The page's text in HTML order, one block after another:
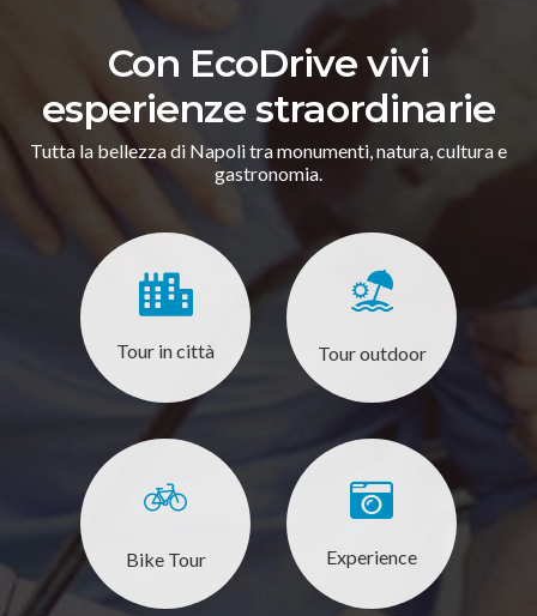
Con EcoDrive vivi
esperienze straordinarie
Tutta la bellezza di Napoli tra monumenti, natura, cultura e
gastronomia.
Tour in città Tour outdoor
Bike Tour Experience